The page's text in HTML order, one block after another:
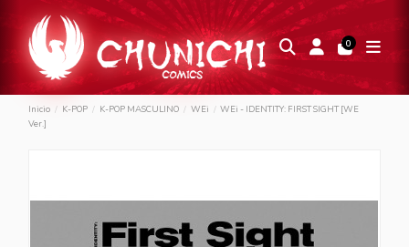
0
Inicio K-POP K-POP MASCULINO WEi
WEi - IDENTITY: FIRST SIGHT [WE
Ver.]